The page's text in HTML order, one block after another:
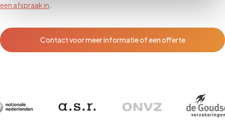
een afspraak in
Contact voor meer informatie of een offerte